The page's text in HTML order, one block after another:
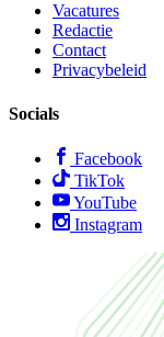
Vacatures
Redactie
Contact
Privacybeleid
Socials
Facebook
TikTok
YouTube
Instagram